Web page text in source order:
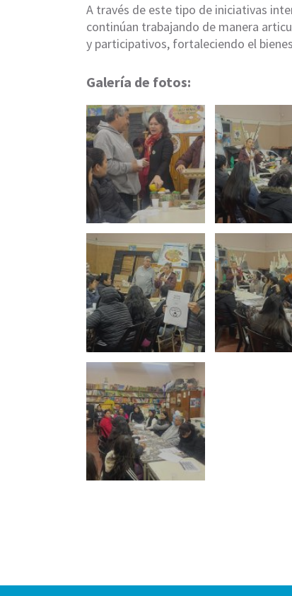
A través de este tipo de iniciativas
continúan trabajando de manera
y participativos, fortaleciendo el
Galería de fotos: